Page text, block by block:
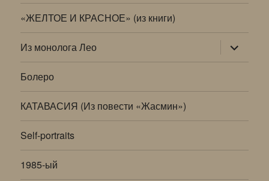
«ЖЕЛТОЕ И КРАСНОЕ» (из книги)
Из монолога Лео раскрыть
дочернее
меню
Болеро
КАТАВАСИЯ (Из повести «Жасмин»)
Self-portraits
1985-ый